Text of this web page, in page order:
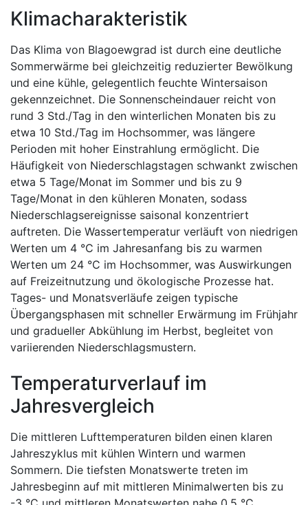
Klimacharakteristik
Das Klima von Blagoewgrad ist durch eine deutliche
Sommerwärme bei gleichzeitig reduzierter Bewölkung
und eine kühle, gelegentlich feuchte Wintersaison
gekennzeichnet. Die Sonnenscheindauer reicht von
rund 3 Std./Tag in den winterlichen Monaten bis zu
etwa 10 Std./Tag im Hochsommer, was längere
Perioden mit hoher Einstrahlung ermöglicht. Die
Häufigkeit von Niederschlagstagen schwankt zwischen
etwa 5 Tage/Monat im Sommer und bis zu 9
Tage/Monat in den kühleren Monaten, sodass
Niederschlagsereignisse saisonal konzentriert
auftreten. Die Wassertemperatur verläuft von niedrigen
Werten um 4 °C im Jahresanfang bis zu warmen
Werten um 24 °C im Hochsommer, was Auswirkungen
auf Freizeitnutzung und ökologische Prozesse hat.
Tages- und Monatsverläufe zeigen typische
Übergangsphasen mit schneller Erwärmung im Frühjahr
und gradueller Abkühlung im Herbst, begleitet von
variierenden Niederschlagsmustern.
Temperaturverlauf im
Jahresvergleich
Die mittleren Lufttemperaturen bilden einen klaren
Jahreszyklus mit kühlen Wintern und warmen
Sommern. Die tiefsten Monatswerte treten im
Jahresbeginn auf mit mittleren Minimalwerten bis zu